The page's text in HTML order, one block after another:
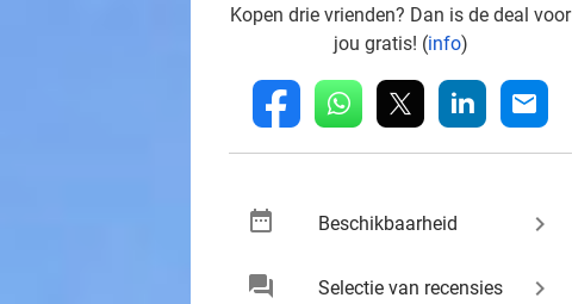
Kopen drie vrienden? Dan is de deal voor
jou gratis! (info)
fb whatsapp linkedin mail
date_range Beschikbaarheid keyboard_arrow_right
chat Selectie van recensies keyboard_arrow_right